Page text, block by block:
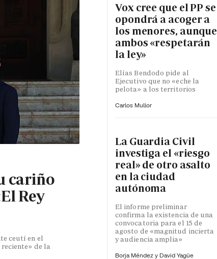
cariño
Rey
ceutí en el
de la
Vox cree que el PP se
opondrá a acoger a
los menores, aunque
ambos «respetarán
la ley»
Elías Bendodo pide al
Ejecutivo que no «eche la
pelota» a los territorios
Carlos Mullor
La Guardia Civil
investiga el «riesgo
real» de otro asalto
en la ciudad
autónoma
El informe preliminar
confirma la existencia de una
convocatoria para el 15 de
agosto de «magnitud incierta
y audiencia amplia»
Borja Méndez y David Yagüe